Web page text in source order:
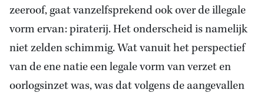
Zoek
zeeroof, gaat vanzelfsprekend ook over de illegale
vorm ervan: piraterij. Het onderscheid is namelijk
niet zelden schimmig. Wat vanuit het perspectief
van de ene natie een legale vorm van verzet en
oorlogsinzet was, was dat volgens de aangevallen